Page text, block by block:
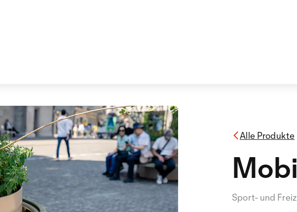
Alle Produkte
Sport- und